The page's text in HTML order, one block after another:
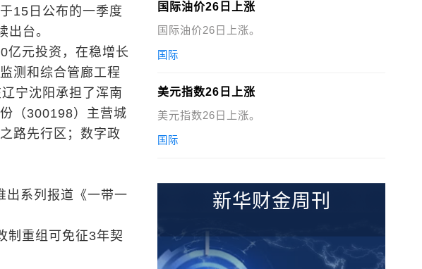
15日公布的一季度
台。
亿元投资，在稳增长
测和综合管廊工程
宁沈阳承担了浑南
（300198）主营城
路先行区；数字政
出系列报道《一带一
制重组可免征3年契
国际油价26日上涨
国际油价26日上涨。
国际
美元指数26日上涨
美元指数26日上涨。
国际
新华财金周刊